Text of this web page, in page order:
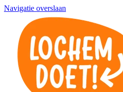
Navigatie overslaan